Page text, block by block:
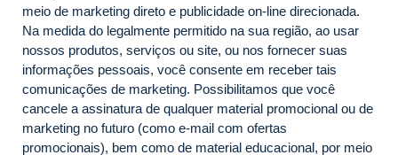
meio de marketing direto e publicidade on-line direcionada.
Na medida do legalmente permitido na sua região, ao usar
nossos produtos, serviços ou site, ou nos fornecer suas
informações pessoais, você consente em receber tais
comunicações de marketing. Possibilitamos que você
cancele a assinatura de qualquer material promocional ou de
marketing no futuro (como e-mail com ofertas
promocionais), bem como de material educacional, por meio